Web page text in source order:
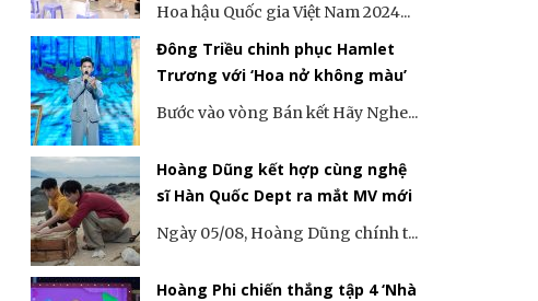
Hoa hậu Quốc gia Việt Nam 2024...
Đông Triều chinh phục Hamlet
Trương với ‘Hoa nở không màu’
Bước vào vòng Bán kết Hãy Nghe...
Hoàng Dũng kết hợp cùng nghệ
sĩ Hàn Quốc Dept ra mắt MV mới
Ngày 05/08, Hoàng Dũng chính t...
Hoàng Phi chiến thắng tập 4 ‘Nhà